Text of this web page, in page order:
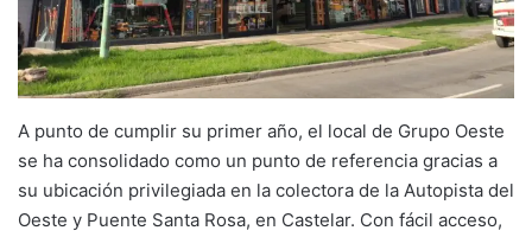
A punto de cumplir su primer año, el local de Grupo Oeste
se ha consolidado como un punto de referencia gracias a
su ubicación privilegiada en la colectora de la Autopista del
Oeste y Puente Santa Rosa, en Castelar. Con fácil acceso,